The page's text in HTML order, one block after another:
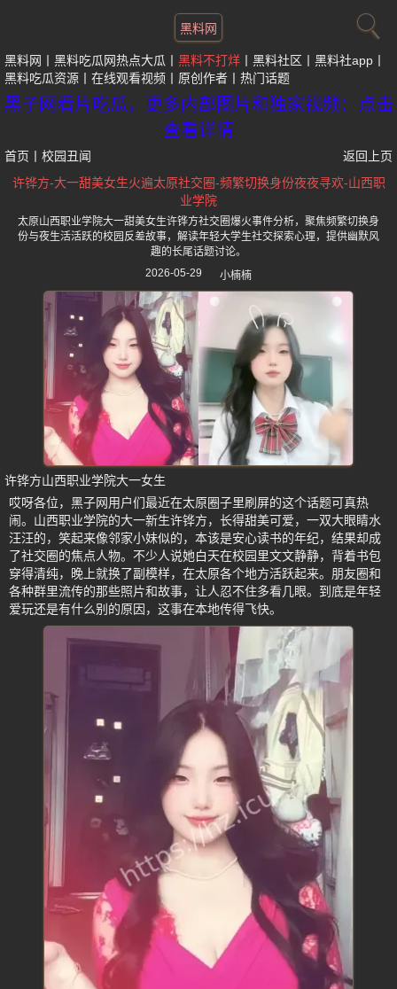
黑料网
黑料网 黑料吃瓜网热点大瓜 黑料不打烊 黑料社区
黑料社app
黑料吃瓜资源
在线观看视频 原创作者 热门话题
黑子网看片吃瓜，更多内部图片和独家视频：点击
查看详情
首页 校园丑闻
返回上页
许铧方-大一甜美女生火遍太原社交圈-频繁切换身份夜夜寻欢-山西职
业学院
太原山西职业学院大一甜美女生许铧方社交圈爆火事件分析，聚焦频繁切换身
份与夜生活活跃的校园反差故事，解读年轻大学生社交探索心理，提供幽默风
趣的长尾话题讨论。
2026-05-29
小楠楠
许铧方山西职业学院大一女生
哎呀各位，黑子网用户们最近在太原圈子里刷屏的这个话题可真热
闹。山西职业学院的大一新生许铧方，长得甜美可爱，一双大眼睛水
汪汪的，笑起来像邻家小妹似的，本该是安心读书的年纪，结果却成
了社交圈的焦点人物。不少人说她白天在校园里文文静静，背着书包
穿得清纯，晚上就换了副模样，在太原各个地方活跃起来。朋友圈和
各种群里流传的那些照片和故事，让人忍不住多看几眼。到底是年轻
爱玩还是有什么别的原因，这事在本地传得飞快。